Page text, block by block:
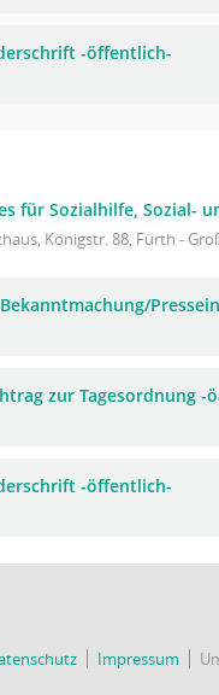
-öffentlich-
für Sozialhilfe, Sozial-
Königstr. 88, Fürth -
zur Tagesordnung -
-öffentlich-
Impressum